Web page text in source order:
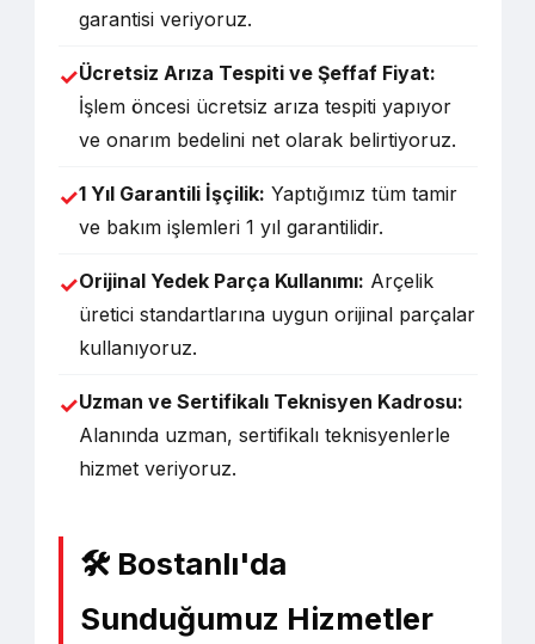
garantisi veriyoruz.
✓Ücretsiz Arıza Tespiti ve Şeffaf Fiyat:
İşlem öncesi ücretsiz arıza tespiti yapıyor
ve onarım bedelini net olarak belirtiyoruz.
✓1 Yıl Garantili İşçilik: Yaptığımız tüm tamir
ve bakım işlemleri 1 yıl garantilidir.
✓Orijinal Yedek Parça Kullanımı: Arçelik
üretici standartlarına uygun orijinal parçalar
kullanıyoruz.
✓Uzman ve Sertifikalı Teknisyen Kadrosu:
Alanında uzman, sertifikalı teknisyenlerle
hizmet veriyoruz.
🛠️ Bostanlı'da
Sunduğumuz Hizmetler